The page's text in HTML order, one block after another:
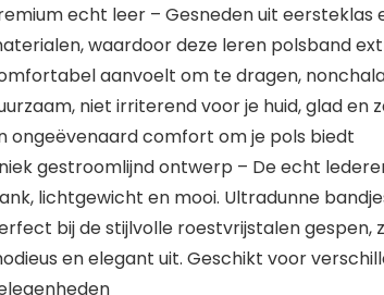
echt leer – Gesneden uit eersteklas
waardoor deze leren polsband
aanvoelt om te dragen,
niet irriterend voor je huid, glad en
ongeëvenaard comfort om je pols biedt
gestroomlijnd ontwerp – De echt
lichtgewicht en mooi. Ultradunne
bij de stijlvolle roestvrijstalen gespen,
en elegant uit. Geschikt voor